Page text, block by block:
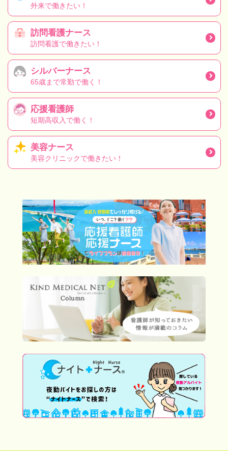
外来で働きたい！
訪問看護ナース
訪問看護で働きたい！
シルバーナース
65歳まで常勤で働く！
応援看護師
短期高収入で働く！
美容ナース
美容クリニックで働きたい！